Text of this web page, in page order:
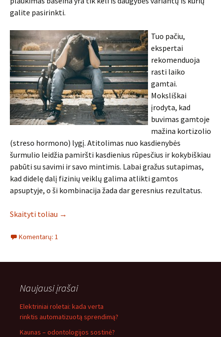
galite pasirinkti.
Tuo pačiu,
ekspertai
rekomenduoja
rasti laiko
gamtai.
Moksliškai
įrodyta, kad
buvimas gamtoje
mažina kortizolio
(streso hormono) lygį. Atitolimas nuo kasdienybės
šurmulio leidžia pamiršti kasdienius rūpesčius ir kokybiškiau
pabūti su savimi ir savo mintimis. Labai gražus sutapimas,
kad didelę dalį fizinių veiklų galima atlikti gamtos
apsuptyje, o ši kombinacija žada dar geresnius rezultatus.
Skaityti toliau →
Komentarų: 1
Naujausi įrašai
Elektriniai roletai: kada verta
rinktis automatizuotą sprendimą?
Kaunas – odontologijos sostinė?